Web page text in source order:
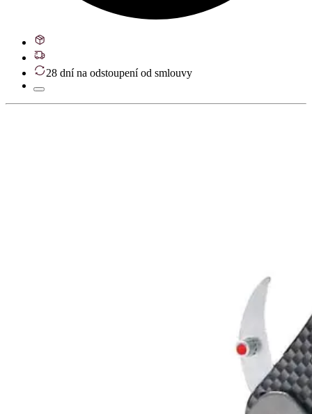
28 dní na odstoupení od smlouvy